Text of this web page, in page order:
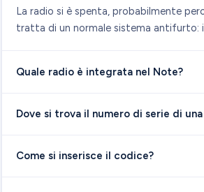
La radio si è spenta, probabilmente
tratta di un normale sistema antifurto:
Quale radio è integrata nel Note?
Dove si trova il numero di serie di
Come si inserisce il codice?